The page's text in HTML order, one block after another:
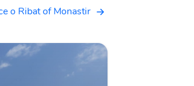
o Ribat of Monastir